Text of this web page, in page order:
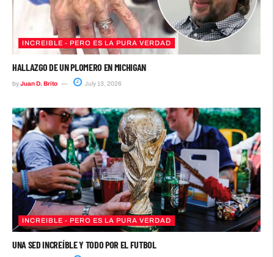
INCREIBLE - PERO ES LA PURA VERDAD
HALLAZGO DE UN PLOMERO EN MICHIGAN
byJuan D. Brito July 13, 2026
INCREIBLE - PERO ES LA PURA VERDAD
UNA SED INCREÍBLE Y TODO POR EL FUTBOL